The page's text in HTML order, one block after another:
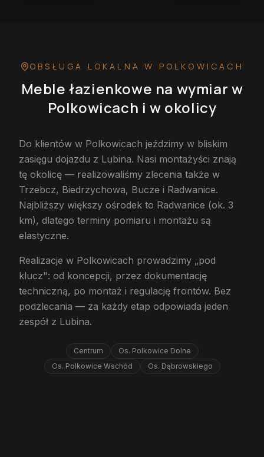
OBSŁUGA LOKALNAW POLKOWICACH
Meble łazienkowe na wymiar w
Polkowicach i w okolicy
Do klientów w Polkowicach jeździmy w bliskim
zasięgu dojazdu z Lubina. Nasi montażyści znają
tę okolicę — realizowaliśmy zlecenia także w
Trzebcz, Biedrzychowa, Bucze i Radwanice.
Najbliższy większy ośrodek to Radwanice (ok. 3
km), dlatego terminy pomiaru i montażu są
elastyczne.
Realizacje w Polkowicach prowadzimy „pod
klucz": od koncepcji, przez dokumentację
techniczną, po montaż i regulację frontów. Bez
podzlecania — za każdy etap odpowiada jeden
zespół z Lubina.
Centrum
Os. Polkowice Dolne
Os. Polkowice Wschód
Os. Dąbrowskiego